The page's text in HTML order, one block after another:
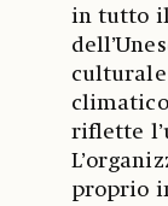
in tutto il
riflette
proprio